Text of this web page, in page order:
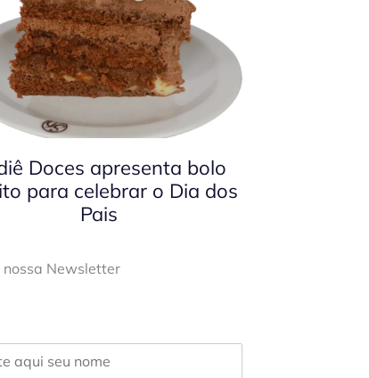
Doces apresenta bolo
para celebrar o Dia dos
Pais
nossa Newsletter